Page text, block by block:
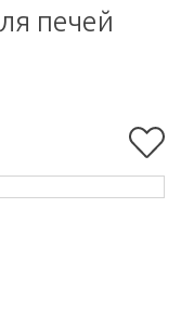
печей